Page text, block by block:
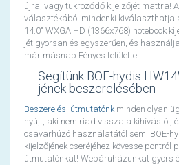
újra, vagy tükröződő kijelzőjét mattra!
választékából mindenki kiválaszthatja
14.0" WXGA HD (1366x768) notebook
jét gyorsan és egyszerűen, és
már másnap Fényes felülettel.
Segítünk BOE-hydis
jének beszerelésében
Beszerelési útmutatónkminden olyan
nyújt, aki nem riad vissza a kihívástól,
csavarhúzó használatától sem. BOE-
kijelzőjének cseréjéhez kövesse pontról
útmutatónkat! Webáruházunkat gyors